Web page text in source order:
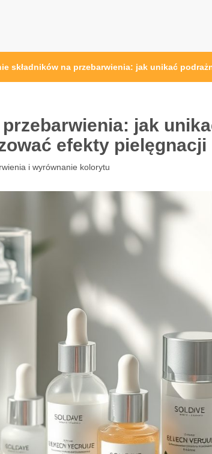
składników na przebarwienia: jak unikać
jak
efekty pielęgnacji
i wyrównanie kolorytu